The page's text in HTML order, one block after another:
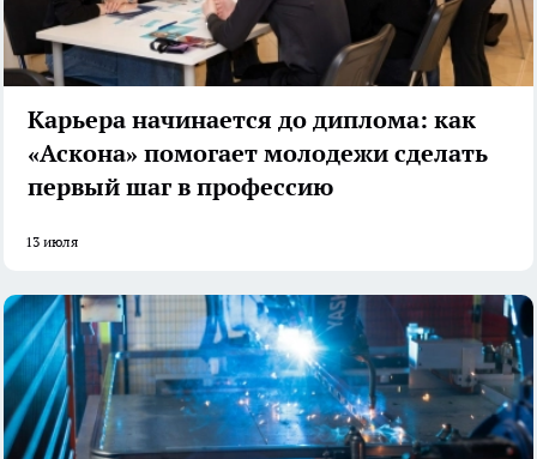
Карьера начинается до диплома: как
«Аскона» помогает молодежи сделать
первый шаг в профессию
13 июля